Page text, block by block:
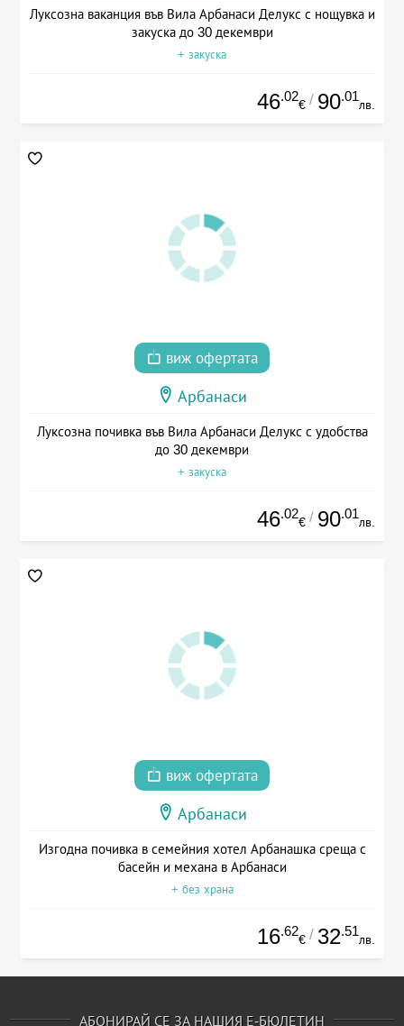
Луксозна ваканция във Вила Арбанаси Делукс с нощувка и
закуска до 30 декември
+ закуска
46.02
€ / 90.01
лв.
виж офертата
Арбанаси
Луксозна почивка във Вила Арбанаси Делукс с удобства
до 30 декември
+ закуска
46.02
€ / 90.01
лв.
виж офертата
Арбанаси
Изгодна почивка в семейния хотел Арбанашка среща с
басейн и механа в Арбанаси
+ без храна
16.62
€ / 32.51
лв.
АБОНИРАЙ СЕ ЗА НАШИЯ Е-БЮЛЕТИН